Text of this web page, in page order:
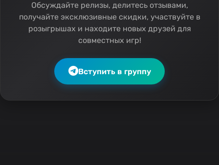
Обсуждайте релизы, делитесь отзывами,
получайте эксклюзивные скидки, участвуйте в
розыгрышах и находите новых друзей для
совместных игр!
Вступить в группу